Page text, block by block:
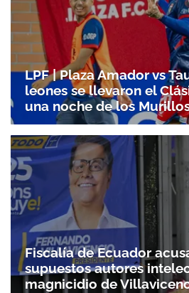
LPF | Plaza Amador vs
leones se llevaron el
una noche de los
Fiscalía de Ecuador
supuestos autores
magnicidio de